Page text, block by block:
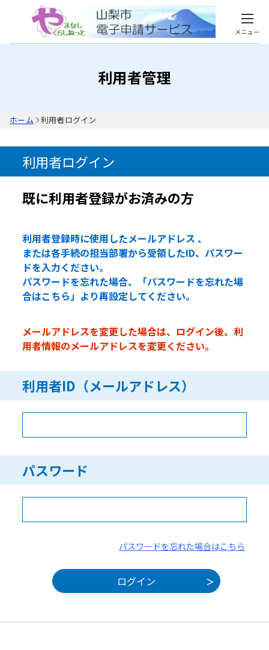
メニュー
利用者管理
ホーム 利用者ログイン
利用者ログイン
既に利用者登録がお済みの方
利用者登録時に使用したメールアドレス 、
または各手続の担当部署から受領したID、パスワー
ドを入力ください。
パスワードを忘れた場合、「パスワードを忘れた場
合はこちら」より再設定してください。
メールアドレスを変更した場合は、ログイン後、利
用者情報のメールアドレスを変更ください。
利用者ID（メールアドレス）
パスワード
パスワードを忘れた場合はこちら